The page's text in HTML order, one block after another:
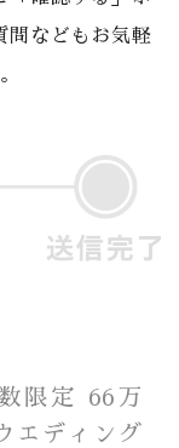
問などもお気軽
限定 66万
エディング